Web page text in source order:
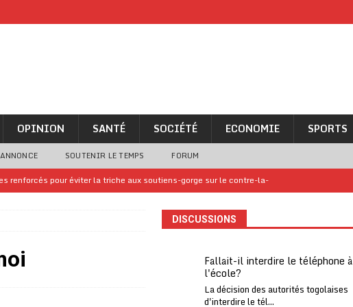
OPINION SANTÉ SOCIÉTÉ ECONOMIE SPORTS
SOUTENIR LE TEMPS FORUM
renforcés pour éviter la triche aux soutiens-gorge sur le contre-la-
confirme sa présence à la fête nationale
A LA UNE
jours de congés en Grèce
billet de loterie gagnant que son propriétaire avait envoyé à un proche
DISCUSSIONS
Fallait-il interdire le téléphone à
l'école?
La décision des autorités togolaises
d'interdire le tél...